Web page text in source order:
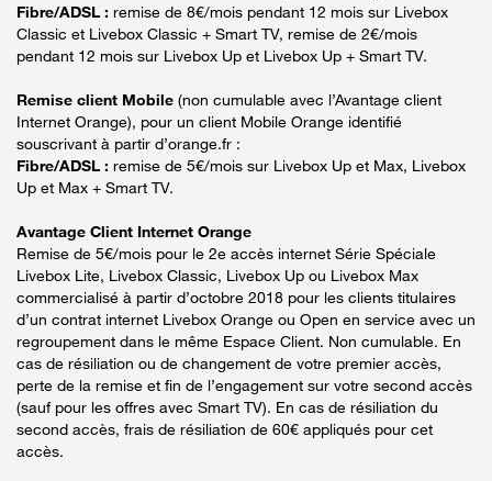
Fibre/ADSL : remise de 8€/mois pendant 12 mois sur Livebox
Classic et Livebox Classic + Smart TV, remise de 2€/mois
pendant 12 mois sur Livebox Up et Livebox Up + Smart TV.
Remise client Mobile (non cumulable avec l’Avantage client
Internet Orange), pour un client Mobile Orange identifié
souscrivant à partir d’orange.fr :
Fibre/ADSL : remise de 5€/mois sur Livebox Up et Max, Livebox
Up et Max + Smart TV.
Avantage Client Internet Orange
Remise de 5€/mois pour le 2e accès internet Série Spéciale
Livebox Lite, Livebox Classic, Livebox Up ou Livebox Max
commercialisé à partir d’octobre 2018 pour les clients titulaires
d’un contrat internet Livebox Orange ou Open en service avec un
regroupement dans le même Espace Client. Non cumulable. En
cas de résiliation ou de changement de votre premier accès,
perte de la remise et fin de l’engagement sur votre second accès
(sauf pour les offres avec Smart TV). En cas de résiliation du
second accès, frais de résiliation de 60€ appliqués pour cet
accès.